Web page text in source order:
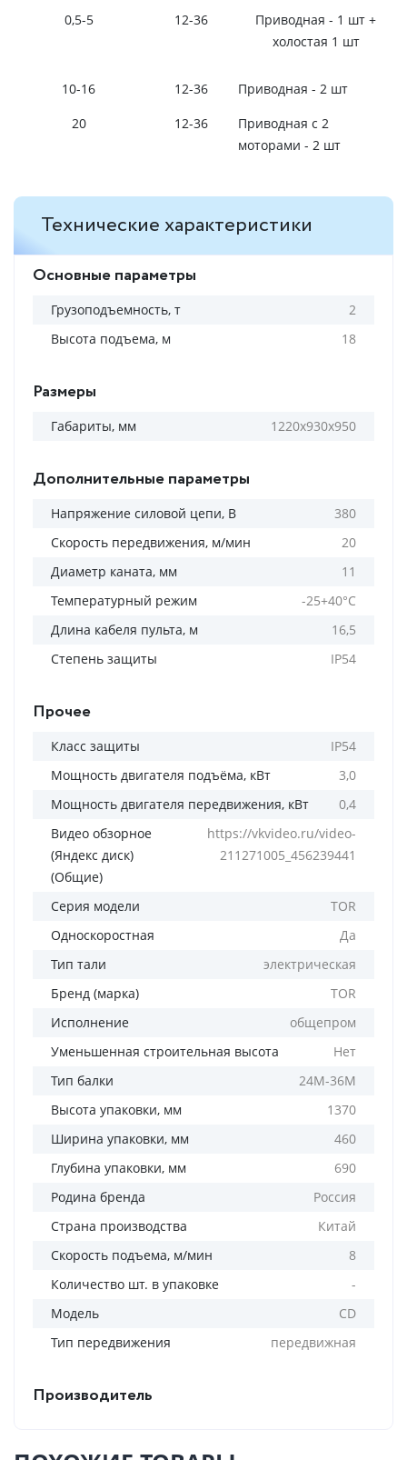
0,5-5 12-36
Приводная - 1 шт +
холостая 1 шт
10-16 12-36
Приводная - 2 шт
20
12-36
Приводная с 2
моторами - 2 шт
Технические характеристики
Основные параметры
Грузоподъемность, т
2
Высота подъема, м
18
Размеры
Габариты, мм 1220х930х950
Дополнительные параметры
Напряжение силовой цепи, В
380
Скорость передвижения, м/мин
20
Диаметр каната, мм
11
Температурный режим
-25+40°С
Длина кабеля пульта, м
16,5
Степень защиты
IP54
Прочее
Класс защиты
IP54
Мощность двигателя подъёма, кВт
3,0
Мощность двигателя передвижения, кВт
0,4
Видео обзорное
(Яндекс диск)
(Общие)
https://vkvideo.ru/video-
211271005_456239441
Серия модели
TOR
Односкоростная
Да
Тип тали
электрическая
Бренд (марка)
TOR
Исполнение
общепром
Уменьшенная строительная высота
Нет
Тип балки
24М-36М
Высота упаковки, мм
1370
Ширина упаковки, мм
460
Глубина упаковки, мм
690
Родина бренда
Россия
Страна производства
Китай
Скорость подъема, м/мин
8
Количество шт. в упаковке
-
Модель
CD
Тип передвижения
передвижная
Производитель